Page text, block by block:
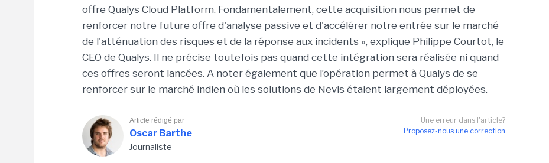
offre Qualys Cloud Platform. Fondamentalement, cette acquisition nous permet de
renforcer notre future offre d'analyse passive et d'accélérer notre entrée sur le marché
de l'atténuation des risques et de la réponse aux incidents », explique Philippe Courtot, le
CEO de Qualys. Il ne précise toutefois pas quand cette intégration sera réalisée ni quand
ces offres seront lancées. A noter également que l’opération permet à Qualys de se
renforcer sur le marché indien où les solutions de Nevis étaient largement déployées.
Une erreur dans l'article?
Proposez-nous une correction
Article rédigé par
Oscar Barthe
Journaliste